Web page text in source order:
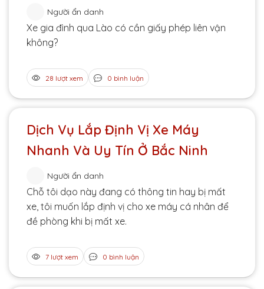
Người ẩn danh
Xe gia đình qua Lào có cần giấy phép liên vận
không?
28 lượt xem 0 bình luận
Dịch Vụ Lắp Định Vị Xe Máy
Nhanh Và Uy Tín Ở Bắc Ninh
Người ẩn danh
Chỗ tôi dạo này đang có thông tin hay bị mất
xe, tôi muốn lắp định vị cho xe máy cá nhân để
đề phòng khi bị mất xe.
7 lượt xem 0 bình luận